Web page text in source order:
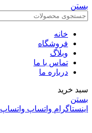
بستن
خانه
فروشگاه
وبلاگ
تماس با ما
درباره ما
سبد خرید
بستن
اینستاگرام واتساپ واتساپ